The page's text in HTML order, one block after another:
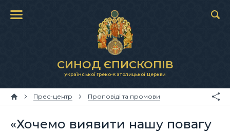
СИНОД ЄПИСКОПІВ
Української Греко-Католицької Церкви
Прес-центр Проповіді та промови
«Хочемо виявити нашу повагу